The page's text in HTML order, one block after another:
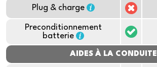
Plug & charge
Preconditionnement
batterie
AIDES À LA CONDUITE